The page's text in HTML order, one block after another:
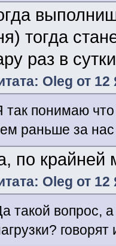
тогда
раз в
Oleg от
так понимаю
раньше за
по крайней
Oleg от
такой вопрос,